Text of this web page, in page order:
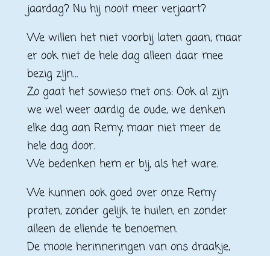
jaardag? Nu hij nooit meer verjaart?
We willen het niet voorbij laten gaan, maar
er ook niet de hele dag alleen daar mee
bezig zijn…
Zo gaat het sowieso met ons: Ook al zijn
we wel weer aardig de oude, we denken
elke dag aan Remy, maar niet meer de
hele dag door.
We bedenken hem er bij, als het ware.
We kunnen ook goed over onze Remy
praten, zonder gelijk te huilen, en zonder
alleen de ellende te benoemen.
De mooie herinneringen van ons draakje,